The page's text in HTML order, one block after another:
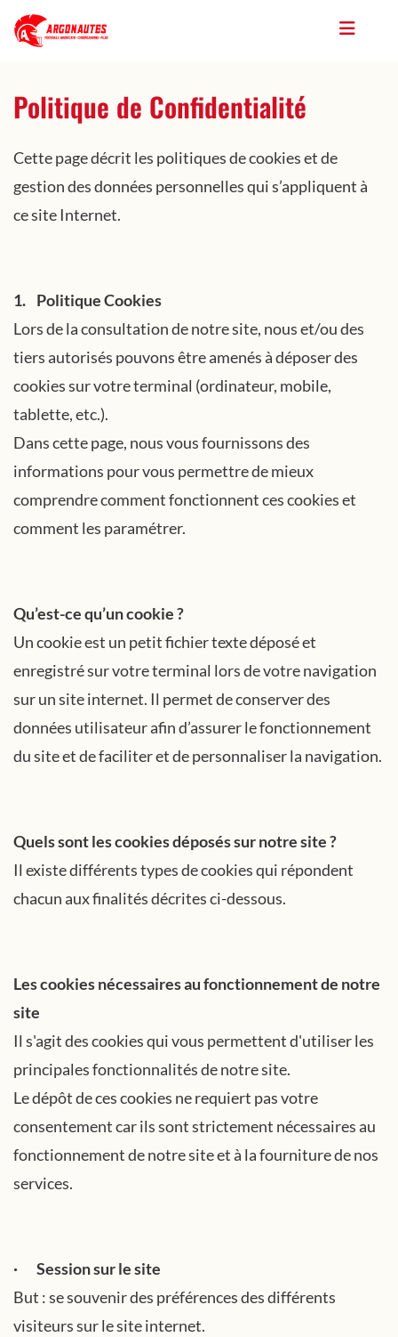
Politique de Confidentialité
Cette page décrit les politiques de cookies et de
gestion des données personnelles qui s’appliquent à
ce site Internet.
1. Politique Cookies
Lors de la consultation de notre site, nous et/ou des
tiers autorisés pouvons être amenés à déposer des
cookies sur votre terminal (ordinateur, mobile,
tablette, etc.).
Dans cette page, nous vous fournissons des
informations pour vous permettre de mieux
comprendre comment fonctionnent ces cookies et
comment les paramétrer.
Qu’est-ce qu’un cookie ?
Un cookie est un petit fichier texte déposé et
enregistré sur votre terminal lors de votre navigation
sur un site internet. Il permet de conserver des
données utilisateur afin d’assurer le fonctionnement
du site et de faciliter et de personnaliser la navigation.
Quels sont les cookies déposés sur notre site ?
Il existe différents types de cookies qui répondent
chacun aux finalités décrites ci-dessous.
Les cookies nécessaires au fonctionnement de notre
site
Il s'agit des cookies qui vous permettent d'utiliser les
principales fonctionnalités de notre site.
Le dépôt de ces cookies ne requiert pas votre
consentement car ils sont strictement nécessaires au
fonctionnement de notre site et à la fourniture de nos
services.
· Session sur le site
But : se souvenir des préférences des différents
visiteurs sur le site internet.